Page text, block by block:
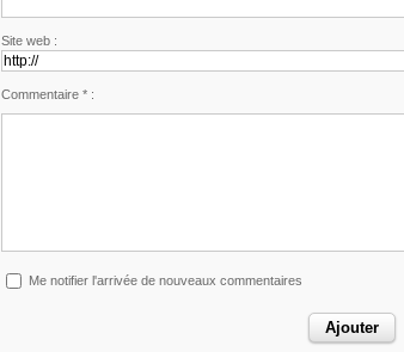
Site web :
Commentaire * :
Me notifier l'arrivée de nouveaux commentaires